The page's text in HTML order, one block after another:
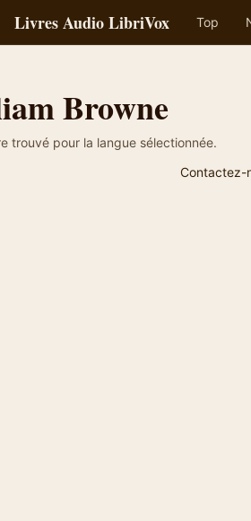
Livres Audio LibriVox Top
Browne
trouvé pour la langue sélectionnée.
Contactez-